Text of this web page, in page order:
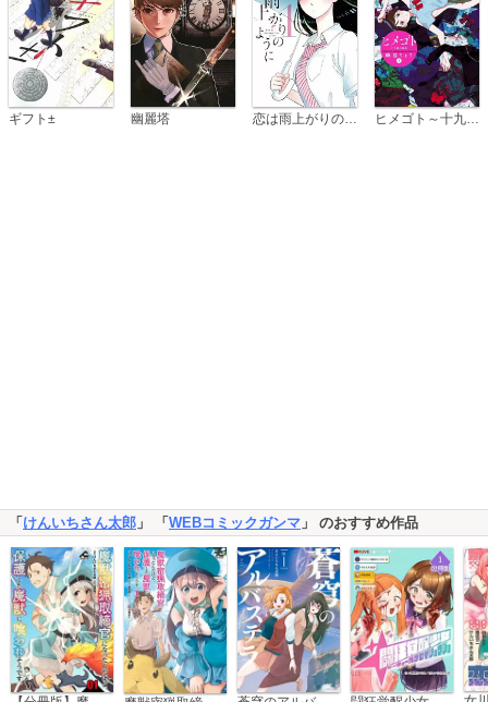
ギフト± 幽麗塔 ヒメゴト～十九歳の制服～
「けんいちさん太郎 」 「WEBコミックガンマ 」 のおすすめ作品